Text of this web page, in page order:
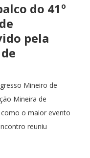
do 41º
pela
Mineiro de
Mineira de
o maior evento
reuniu